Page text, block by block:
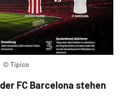
© Tipico
FC Barcelona stehen